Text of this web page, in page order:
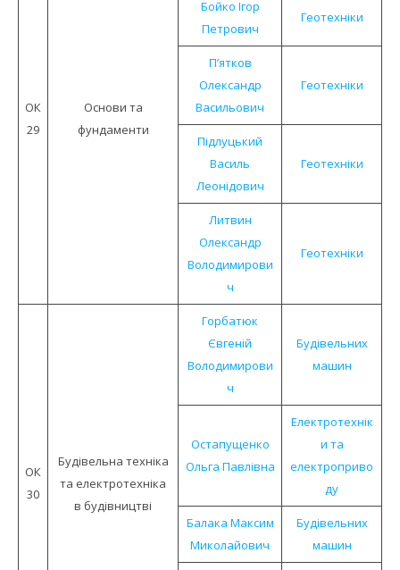
ОК
29
Основи та
фундаменти
Бойко Ігор
Петрович
Геотехніки
П’ятков
Олександр
Васильович
Геотехніки
Підлуцький
Василь
Леонідович
Геотехніки
Литвин
Олександр
Володимирови
ч
Геотехніки
ОК
30
Будівельна техніка
та електротехніка
в будівництві
Горбатюк
Євгеній
Володимирови
ч
Будівельних
машин
Остапущенко
Ольга Павлівна
Електротехнік
и та
електроприво
ду
Балака Максим
Миколайович
Будівельних
машин